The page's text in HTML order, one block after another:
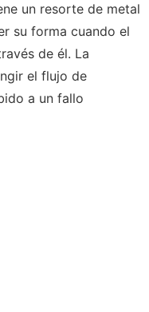
un resorte de metal
su forma cuando el
de él. La
el flujo de
a un fallo